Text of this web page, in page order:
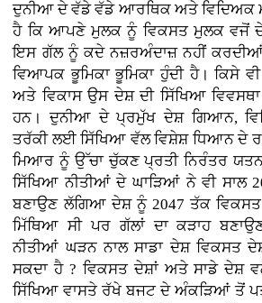
ਦੁਨੀਆ ਦੇ ਵੱਡੇ ਵੱਡੇ ਆਰਥਿਕ ਅਤੇ ਵਿਦਿਅਕ
ਹੈ ਕਿ ਆਪਣੇ ਮੁਲਕ ਨੂੰ ਵਿਕਸਤ ਮੁਲਕ ਵਜੋਂ
ਇਸ ਗੱਲ ਨੂੰ ਕਦੇ ਨਜ਼ਰਅੰਦਾਜ਼ ਨਹੀਂ ਕਰਦੀਆਂ
ਵਿਆਪਕ ਭੂਮਿਕਾ ਭੂਮਿਕਾ ਹੁੰਦੀ ਹੈ। ਕਿਸੇ
ਅਤੇ ਵਿਕਾਸ ਉਸ ਦੇਸ਼ ਦੀ ਸਿੱਖਿਆ
ਹਨ। ਦੁਨੀਆ ਦੇ ਪ੍ਰਮੁੱਖ ਦੇਸ਼ ਗਿਆਨ,
ਤਰੱਕੀ ਲਈ ਸਿੱਖਿਆ ਵੱਲ ਵਿਸ਼ੇਸ਼ ਧਿਆਨ ਦੇ
ਮਿਆਰ ਨੂੰ ਉੱਚਾ ਚੁੱਕਣ ਪ੍ਰਤੀ ਨਿਰੰਤਰ
ਸਿੱਖਿਆ ਨੀਤੀਆਂ ਦੇ ਘਾੜਿਆਂ ਨੇ ਵੀ ਸਾਲ
ਬਣਾਉਣ ਲੱਗਿਆ ਦੇਸ਼ ਨੂੰ 2047 ਤੱਕ ਵਿਕਸਤ
ਮਿੱਥਿਆ ਸੀ ਪਰ ਗੱਲਾਂ ਦਾ ਕੜਾਹ
ਨੀਤੀਆਂ ਘੜਨ ਨਾਲ ਸਾਡਾ ਦੇਸ਼ ਵਿਕਸਤ
ਸਕਦਾ ਹੈ ? ਵਿਕਸਤ ਦੇਸ਼ਾਂ ਅਤੇ ਸਾਡੇ ਦੇਸ਼
ਸਿੱਖਿਆ ਵਾਸਤੇ ਰੱਖੇ ਬਜਟ ਦੇ ਅੰਕੜਿਆਂ ਤੋਂ